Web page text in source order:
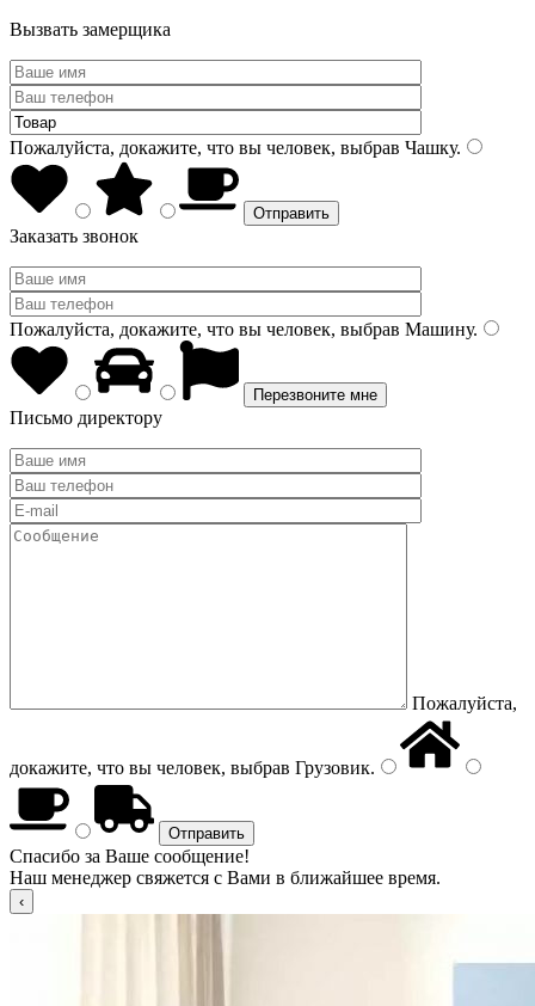
Вызвать замерщика
Пожалуйста, докажите, что вы человек, выбрав Чашку.
Заказать звонок
Пожалуйста, докажите, что вы человек, выбрав Машину.
Письмо директору
Пожалуйста,
докажите, что вы человек, выбрав Грузовик.
Спасибо за Ваше сообщение!
Наш менеджер свяжется с Вами в ближайшее время.